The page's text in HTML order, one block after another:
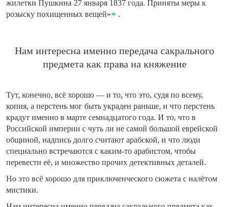
жилетки Пушкина 27 января 1837 года. Приняты меры к
розыску похищенных вещей»
.
Нам интересна именно передача сакрального
предмета как права на княжение
Тут, конечно, всё хорошо — и то, что это, судя по всему,
копия, а перстень мог быть украден раньше, и что перстень
крадут именно в марте семнадцатого года. И то, что в
Российской империи с чуть ли не самой большой еврейской
общиной, надпись долго считают арабской, и что люди
специально встречаются с каким-то арабистом, чтобы
перевести её, и множество прочих детективных деталей.
Но это всё хорошо для приключенческого сюжета с налётом
мистики.